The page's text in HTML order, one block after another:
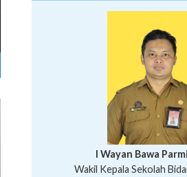
I Wayan Bawa
Wakil Kepala Sekolah
I Wayan Gede Aditya
Ni Wayan Nopi